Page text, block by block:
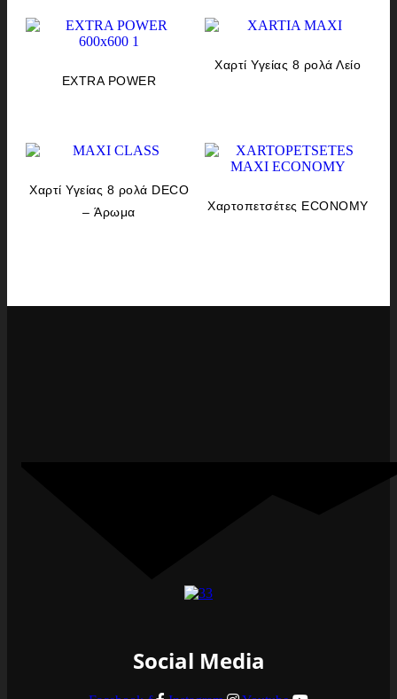
EXTRA POWER
Χαρτί Υγείας 8 ρολά Λείο
Χαρτί Υγείας 8 ρολά DECO
– Άρωμα
Χαρτοπετσέτες ECONOMY
Social Media